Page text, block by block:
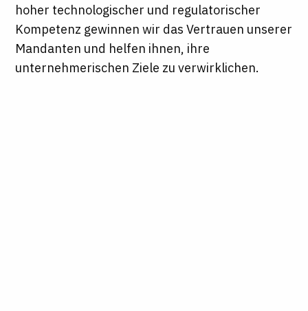
hoher technologischer und regulatorischer
Kompetenz gewinnen wir das Vertrauen unserer
Mandanten und helfen ihnen, ihre
unternehmerischen Ziele zu verwirklichen.